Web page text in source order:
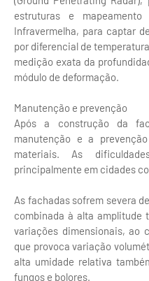
estruturas e
Infravermelha, para captar
por diferencial de
medição exata da
módulo de deformação.
Manutenção e prevenção
Após a construção da
manutenção e a
materiais. As
principalmente em cidades
As fachadas sofrem severa
combinada à alta amplitude
variações dimensionais, ao
que provoca variação
alta umidade relativa
fungos e bolores.